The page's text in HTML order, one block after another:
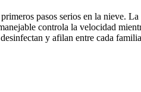
pasos serios en la
controla la velocidad
y afilan entre cada